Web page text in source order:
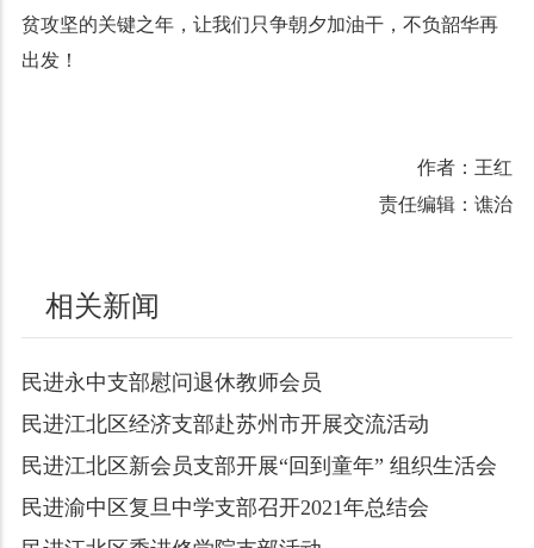
贫攻坚的关键之年，让我们只争朝夕加油干，不负韶华再
出发！
作者：王红
责任编辑：谯治
相关新闻
民进永中支部慰问退休教师会员
民进江北区经济支部赴苏州市开展交流活动
民进江北区新会员支部开展“回到童年” 组织生活会
民进渝中区复旦中学支部召开2021年总结会